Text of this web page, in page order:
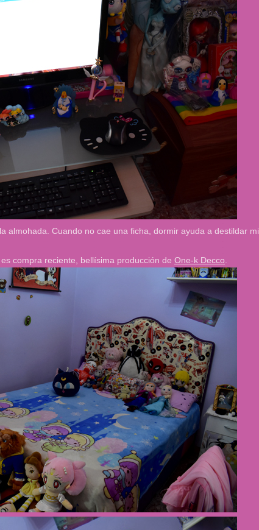
almohada. Cuando no cae una ficha, dormir ayuda a destildar mi
compra reciente, bellísima producción de One-k Decco